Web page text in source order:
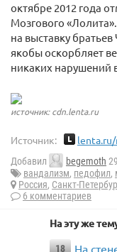
октябре 2012 года
Мозгового
на выставку
якобы оскорбляет
никаких нарушений
источник: cdn.lenta.ru
Источник:
Добавил begemoth
вандализм, педофил,
Россия, Санкт-
6 комментариев
На эту же
18
На